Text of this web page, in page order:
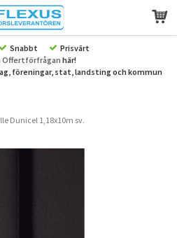
blivit tillagd i varukorgen
Snabbt
Prisvärt
Offertförfrågan här!
föreningar, stat, landsting och kommun
Dunicel 1,18x10m sv.